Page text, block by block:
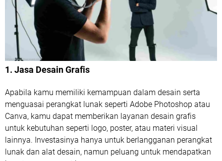
1. Jasa Desain Grafis
Apabila kamu memiliki kemampuan dalam desain serta
menguasai perangkat lunak seperti Adobe Photoshop atau
Canva, kamu dapat memberikan layanan desain grafis
untuk kebutuhan seperti logo, poster, atau materi visual
lainnya. Investasinya hanya untuk berlangganan perangkat
lunak dan alat desain, namun peluang untuk mendapatkan